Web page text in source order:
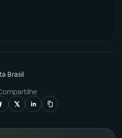
Brasil